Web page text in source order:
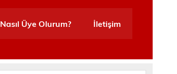
Nasıl Üye Olurum? İletişim